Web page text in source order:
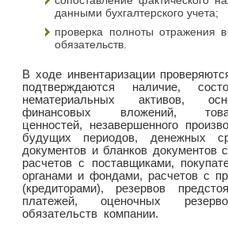
данными бухгалтерского учета;
проверка полноты отражения
обязательств.
В ходе инвентаризации
подтверждаются наличие,
нематериальных активов,
финансовых вложений,
ценностей, незавершенного
будущих периодов, денежных
документов и бланков документов
расчетов с поставщиками,
органами и фондами, расчетов с
(кредиторами), резервов
платежей, оценочных
обязательств компании.